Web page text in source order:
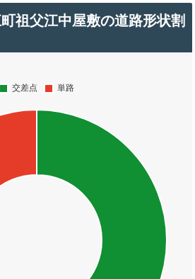
祖父江中屋敷の道路形状割